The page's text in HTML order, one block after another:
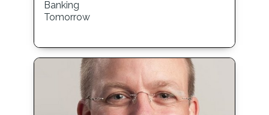
Banking
Tomorrow